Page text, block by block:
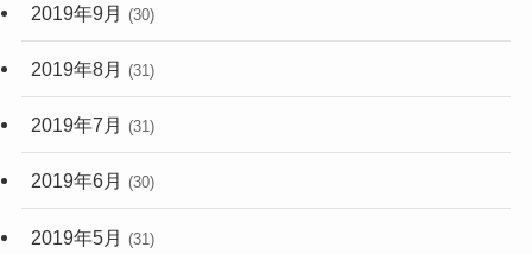
2019年9月 (30)
2019年8月 (31)
2019年7月 (31)
2019年6月 (30)
2019年5月 (31)